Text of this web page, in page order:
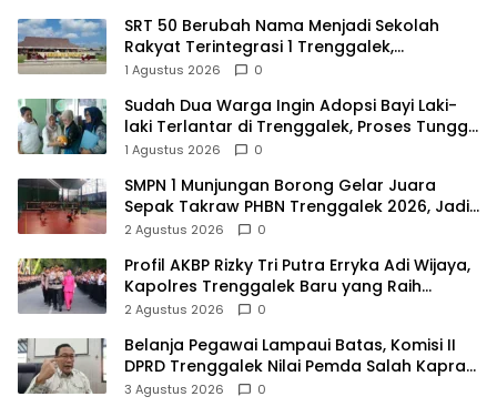
SRT 50 Berubah Nama Menjadi Sekolah
Rakyat Terintegrasi 1 Trenggalek,
Nomenklatur Berubah
1 Agustus 2026 0
Sudah Dua Warga Ingin Adopsi Bayi Laki-
laki Terlantar di Trenggalek, Proses Tunggu
Hasil Penyelidikan
1 Agustus 2026 0
SMPN 1 Munjungan Borong Gelar Juara
Sepak Takraw PHBN Trenggalek 2026, Jadi
Modal Menuju POPDA Jatim
2 Agustus 2026 0
Profil AKBP Rizky Tri Putra Erryka Adi Wijaya,
Kapolres Trenggalek Baru yang Raih
Hattrick Pin Emas Kapolri
2 Agustus 2026 0
Belanja Pegawai Lampaui Batas, Komisi II
DPRD Trenggalek Nilai Pemda Salah Kaprah
dalam Perencanaan
3 Agustus 2026 0